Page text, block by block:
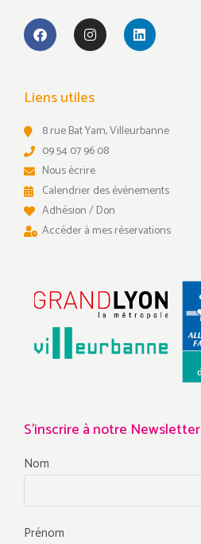
Liens utiles
8 rue Bat Yam, Villeurbanne
09 54 07 96 08
Nous écrire
Calendrier des événements
Adhésion / Don
Accéder à mes réservations
S'inscrire à notre Newsletter
Nom
Prénom